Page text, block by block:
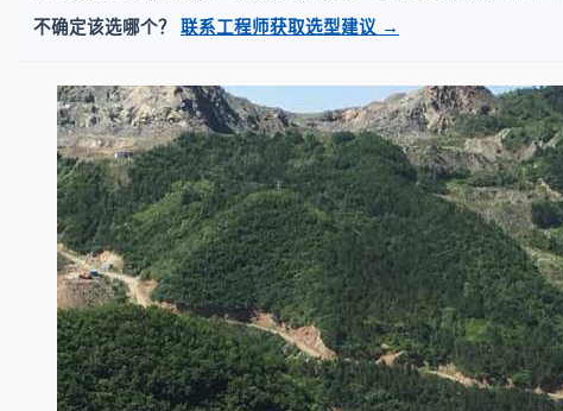
不确定该选哪个？
联系工程师获取选型建议 →